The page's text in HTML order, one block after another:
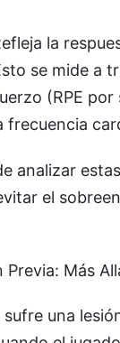
la
se mide a
(RPE
frecuencia
analizar
el
Previa: Más
una